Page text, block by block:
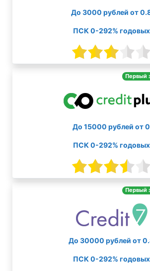
До 3000 рублей от
ПСК 0-292% годовых
Первый
До 15000 рублей от 0
ПСК 0-292% годовых
Первый
До 30000 рублей от
ПСК 0-292% годовых